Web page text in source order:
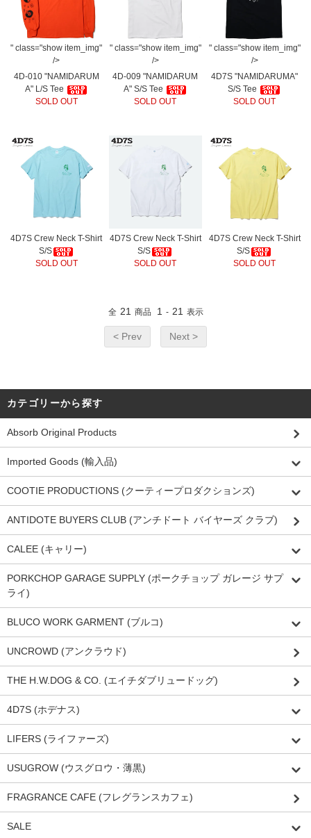
" class="show item_img"
/>
4D-010 "NAMIDARUM
A" L/S Tee
SOLD OUT
" class="show item_img"
/>
4D-009 "NAMIDARUM
A" S/S Tee
SOLD OUT
" class="show item_img"
/>
4D7S "NAMIDARUMA"
S/S Tee
SOLD OUT
4D7S Crew Neck T-Shirt
S/S
SOLD OUT
4D7S Crew Neck T-Shirt
S/S
SOLD OUT
4D7S Crew Neck T-Shirt
S/S
SOLD OUT
全 21 商品 1 - 21 表示
< Prev Next >
カテゴリーから探す
Absorb Original Products
Imported Goods (輸入品)
COOTIE PRODUCTIONS (クーティープロダクションズ)
ANTIDOTE BUYERS CLUB (アンチドート バイヤーズ クラブ)
CALEE (キャリー)
PORKCHOP GARAGE SUPPLY (ポークチョップ ガレージ サプ
ライ)
BLUCO WORK GARMENT (ブルコ)
UNCROWD (アンクラウド)
THE H.W.DOG & CO. (エイチダブリュードッグ)
4D7S (ホデナス)
LIFERS (ライファーズ)
USUGROW (ウスグロウ・薄黒)
FRAGRANCE CAFE (フレグランスカフェ)
SALE